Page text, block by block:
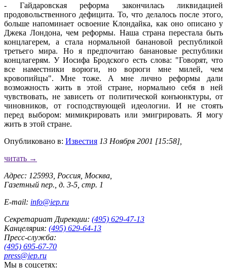
- Гайдаровская реформа закончилась ликвидацией
продовольственного дефицита. То, что делалось после этого,
больше напоминает освоение Клондайка, как оно описано у
Джека Лондона, чем реформы. Наша страна перестала быть
концлагерем, а стала нормальной банановой республикой
третьего мира. Но я предпочитаю банановые республики
концлагерям. У Иосифа Бродского есть слова: "Говорят, что
все наместники ворюги, но ворюги мне милей, чем
кровопийцы". Мне тоже. А мне лично реформы дали
возможность жить в этой стране, нормально себя в ней
чувствовать, не зависеть от политической конъюнктуры, от
чиновников, от господствующей идеологии. И не стоять
перед выбором: мимикрировать или эмигрировать. Я могу
жить в этой стране.
Опубликовано в: Известия 13 Ноября 2001 [15:58],
читать →
Адрес: 125993, Россия, Москва,
Газетный пер., д. 3-5, стр. 1
E-mail: info@iep.ru
Секретариат Дирекции: (495) 629-47-13
Канцелярия: (495) 629-64-13
Пресс-служба:
(495) 695-67-70
press@iep.ru
Мы в соцсетях: